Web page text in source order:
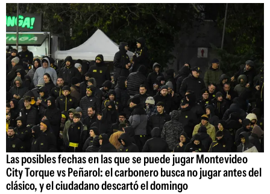
Las posibles fechas en las que se puede jugar Montevideo
City Torque vs Peñarol: el carbonero busca no jugar antes del
clásico, y el ciudadano descartó el domingo